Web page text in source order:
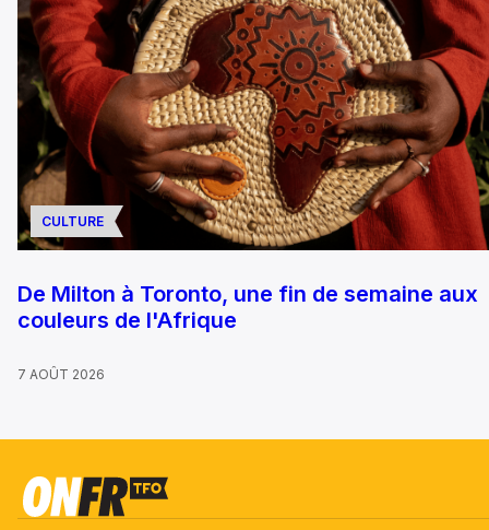
CULTURE
De Milton à Toronto, une fin de semaine aux
couleurs de l'Afrique
7 AOÛT 2026